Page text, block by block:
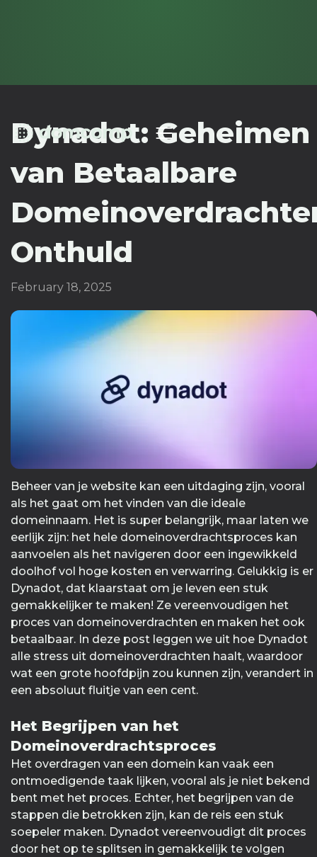
Dynadot: Geheimen
van Betaalbare
Onthuld
February 18, 2025
Beheer van je website kan een uitdaging zijn, vooral
als het gaat om het vinden van die ideale
domeinnaam. Het is super belangrijk, maar laten we
eerlijk zijn: het hele domeinoverdrachtsproces kan
aanvoelen als het navigeren door een ingewikkeld
doolhof vol hoge kosten en verwarring. Gelukkig is er
Dynadot, dat klaarstaat om je leven een stuk
gemakkelijker te maken! Ze vereenvoudigen het
proces van domeinoverdrachten en maken het ook
betaalbaar. In deze post leggen we uit hoe Dynadot
alle stress uit domeinoverdrachten haalt, waardoor
wat een grote hoofdpijn zou kunnen zijn, verandert in
een absoluut fluitje van een cent.
Het Begrijpen van het
Domeinoverdrachtsproces
Het overdragen van een domein kan vaak een
ontmoedigende taak lijken, vooral als je niet bekend
bent met het proces. Echter, het begrijpen van de
stappen die betrokken zijn, kan de reis een stuk
soepeler maken. Dynadot vereenvoudigt dit proces
door het op te splitsen in gemakkelijk te volgen